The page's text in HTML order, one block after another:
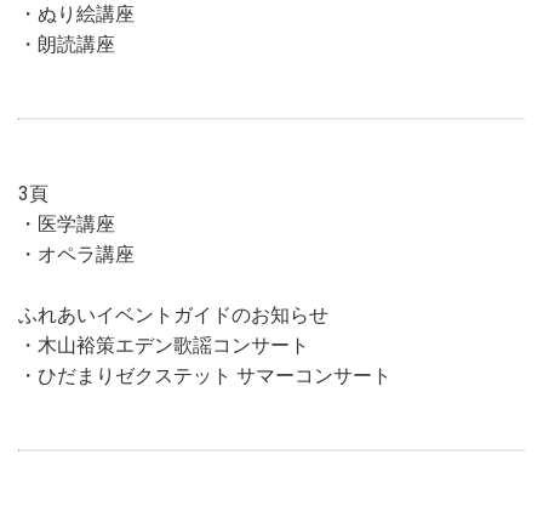
・ぬり絵講座
・朗読講座
3頁
・医学講座
・オペラ講座
ふれあいイベントガイドのお知らせ
・木山裕策エデン歌謡コンサート
・ひだまりゼクステット サマーコンサート